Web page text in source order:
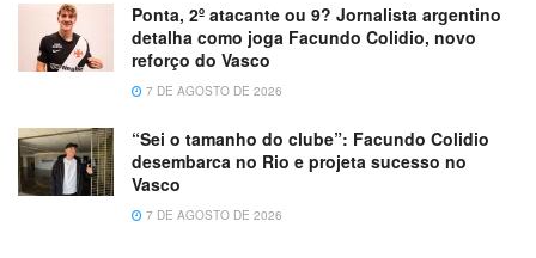
Ponta, 2º atacante ou 9? Jornalista argentino
detalha como joga Facundo Colidio, novo
reforço do Vasco
7 DE AGOSTO DE 2026
“Sei o tamanho do clube”: Facundo Colidio
desembarca no Rio e projeta sucesso no
Vasco
7 DE AGOSTO DE 2026